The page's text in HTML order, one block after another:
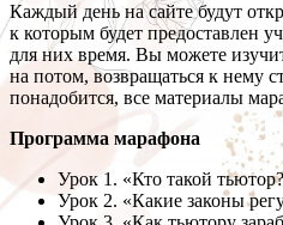
Каждый день на сайте будут
к которым будет предоставлен
для них время. Вы можете
на потом, возвращаться к нему
понадобится, все материалы
Программа марафона
Урок 1. «Кто такой
Урок 2. «Какие законы